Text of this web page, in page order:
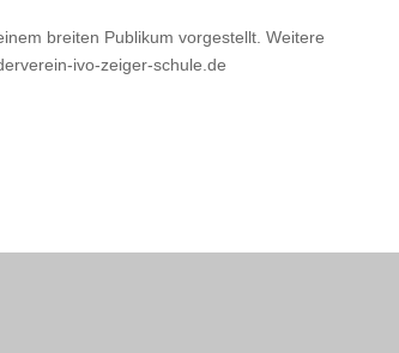
breiten Publikum vorgestellt. Weitere
ivo-zeiger-schule.de